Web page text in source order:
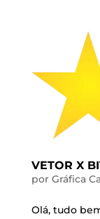
VETOR X
por Gráfica
Olá, tudo